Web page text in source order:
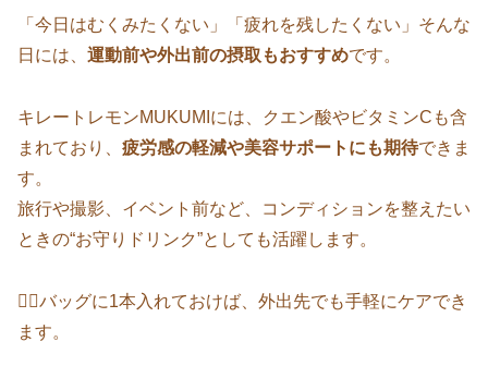
「今日はむくみたくない」「疲れを残したくない」そんな
日には、 運動前や外出前の摂取もおすすめです。
キレートレモンMUKUMIには、クエン酸やビタミンCも含
まれており、 疲労感の軽減や美容サポートにも期待できま
す。
旅行や撮影、イベント前など、コンディションを整えたい
ときの“お守りドリンク”としても活躍します。
🚶‍♀️バッグに1本入れておけば、外出先でも手軽にケアでき
ます。